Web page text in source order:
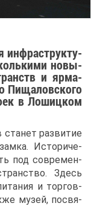
ин­фра­струк­ту­
но­вы­
и яр­ма­
Пи­ща­лов­ско­го
в Ло­шиц­ком
раз­ви­тие
Ис­то­ри­че­
под со­вре­мен­
Здесь
и тор­гов­
му­зей, по­свя­